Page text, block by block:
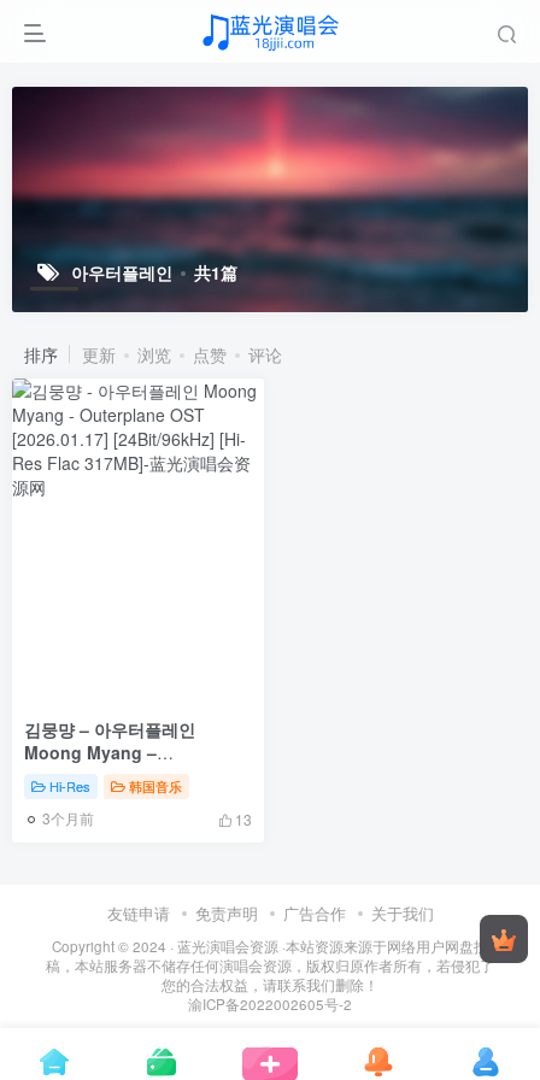
아우터플레인 共1篇
排序 更新 浏览 点赞 评论
김뭉먕 – 아우터플레인
Moong Myang –
Outerplane OST
[2026.01.17] [24Bit/96kHz]
[Hi-Res Flac 317MB]
Hi-Res 韩国音乐
3个月前 13
友链申请 免责声明 广告合作 关于我们
Copyright © 2024 · 蓝光演唱会资源 ·本站资源来源于网络用户网盘投
稿，本站服务器不储存任何演唱会资源，版权归原作者所有，若侵犯了
您的合法权益，请联系我们删除！
渝ICP备2022002605号-2